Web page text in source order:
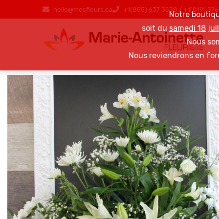
Notre
soit du samedi 18
Nous
Nous reviendrons en
hello@mesfleurs.ca +1(855) 637 3538 / +1(819)